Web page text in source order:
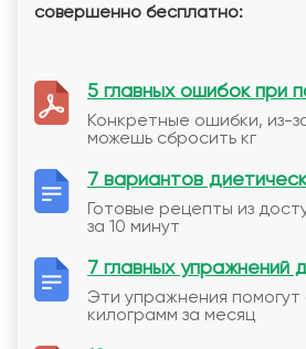
совершенно бесплатно:
5 главных ошибок при
Конкретные ошибки, из-
можешь сбросить кг
7 вариантов
Готовые рецепты из
за 10 минут
7 главных упражнений
Эти упражнения помогут
килограмм за месяц